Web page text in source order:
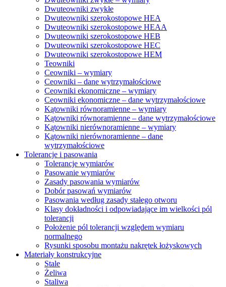
Dwuteowniki zwykłe
Dwuteowniki szerokostopowe HEA
Dwuteowniki szerokostopowe HEAA
Dwuteowniki szerokostopowe HEB
Dwuteowniki szerokostopowe HEC
Dwuteowniki szerokostopowe HEM
Teowniki
Ceowniki – wymiary
Ceowniki – dane wytrzymałościowe
Ceowniki ekonomiczne – wymiary
Ceowniki ekonomiczne – dane wytrzymałościowe
Kątowniki równoramienne – wymiary
Kątowniki równoramienne – dane wytrzymałościowe
Kątowniki nierównoramienne – wymiary
Kątowniki nierównoramienne – dane
wytrzymałościowe
Tolerancje i pasowania
Tolerancje wymiarów
Pasowanie wymiarów
Zasady pasowania wymiarów
Dobór pasowań wymiarów
Pasowania według zasady stałego otworu
Klasy dokładności i odpowiadające im wielkości pól
tolerancji
Położenie pól tolerancji względem wymiaru
normalnego
Rysunki sposobu montażu nakrętek łożyskowych
Materiały konstrukcyjne
Stale
Żeliwa
Staliwa